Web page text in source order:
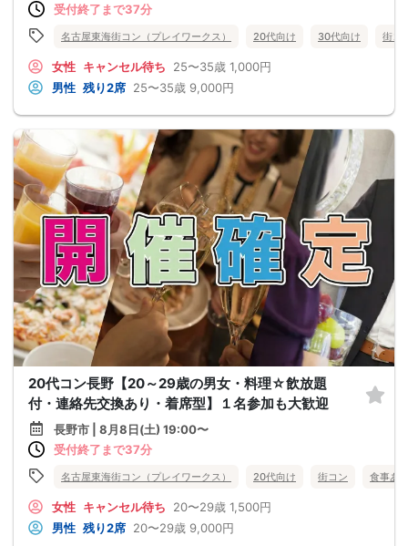
受付終了まで37分
名古屋東海街コン（プレイワークス） 20代向け 30代向け 街コ
女性 キャンセル待ち 25〜35歳 1,000円
男性 残り2席 25〜35歳 9,000円
20代コン長野【20～29歳の男女・料理☆飲放題
付・連絡先交換あり・着席型】１名参加も大歓迎
長野市 | 8月8日(土) 19:00〜
受付終了まで37分
名古屋東海街コン（プレイワークス） 20代向け 街コン 食事あ
女性 キャンセル待ち 20〜29歳 1,500円
男性 残り2席 20〜29歳 9,000円